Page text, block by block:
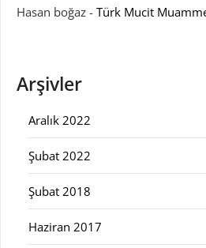
Hasan boğaz - Türk Mucit
Arşivler
Aralık 2022
Şubat 2022
Şubat 2018
Haziran 2017